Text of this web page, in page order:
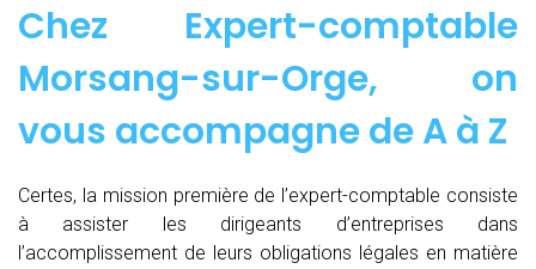
Chez Expert-comptable
Morsang-sur-Orge, on
vous accompagne deA à Z
Certes, la mission première de l’expert-comptable consiste
à assister les dirigeants d’entreprises dans
l’accomplissement de leurs obligations légales en matière